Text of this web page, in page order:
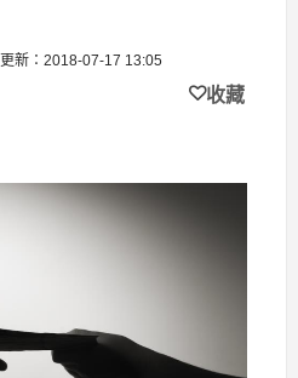
更新：2018-07-17 13:05
收藏